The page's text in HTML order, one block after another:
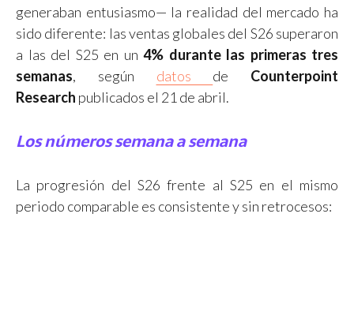
generaban entusiasmo— la realidad del mercado ha
sido diferente: las ventas globales del S26 superaron
a las del S25 en un 4% durante las primeras tres
semanas, según datos de Counterpoint
Research publicados el 21 de abril.
Los números semana a semana
La progresión del S26 frente al S25 en el mismo
periodo comparable es consistente y sin retrocesos: